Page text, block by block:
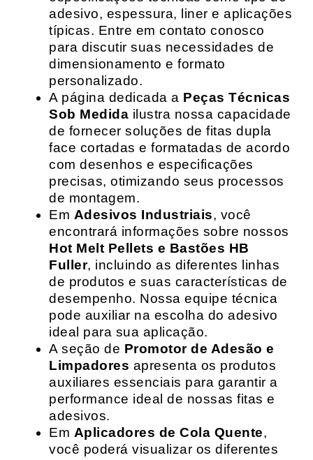
adesivo, espessura, liner e aplicações
típicas. Entre em contato conosco
para discutir suas necessidades de
dimensionamento e formato
personalizado.
A página dedicada a Peças Técnicas
Sob Medida ilustra nossa capacidade
de fornecer soluções de fitas dupla
face cortadas e formatadas de acordo
com desenhos e especificações
precisas, otimizando seus processos
de montagem.
Em Adesivos Industriais, você
encontrará informações sobre nossos
Hot Melt Pellets e Bastões HB
Fuller, incluindo as diferentes linhas
de produtos e suas características de
desempenho. Nossa equipe técnica
pode auxiliar na escolha do adesivo
ideal para sua aplicação.
A seção de Promotor de Adesão e
Limpadores apresenta os produtos
auxiliares essenciais para garantir a
performance ideal de nossas fitas e
adesivos.
Em Aplicadores de Cola Quente,
você poderá visualizar os diferentes